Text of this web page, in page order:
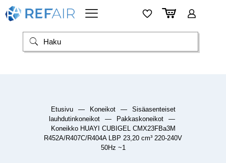
Etusivu — Koneikot —
Sisäasenteiset
lauhdutinkoneikot
— Pakkaskoneikot
—
Koneikko HUAYI CUBIGEL CMX23FBa3M
R452A/R407C/R404A LBP 23,20 cm³ 220-240V
50Hz ~1